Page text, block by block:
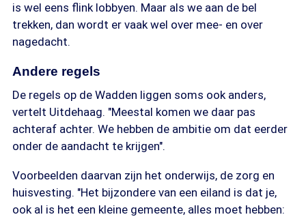
is wel eens flink lobbyen. Maar als we aan de bel
trekken, dan wordt er vaak wel over mee- en over
nagedacht.
Andere regels
De regels op de Wadden liggen soms ook anders,
vertelt Uitdehaag. "Meestal komen we daar pas
achteraf achter. We hebben de ambitie om dat eerder
onder de aandacht te krijgen".
Voorbeelden daarvan zijn het onderwijs, de zorg en
huisvesting. "Het bijzondere van een eiland is dat je,
ook al is het een kleine gemeente, alles moet hebben: